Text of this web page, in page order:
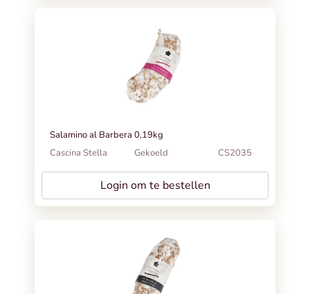
Salamino al Barbera 0,19kg
Cascina Stella
Gekoeld CS2035
Login om te bestellen